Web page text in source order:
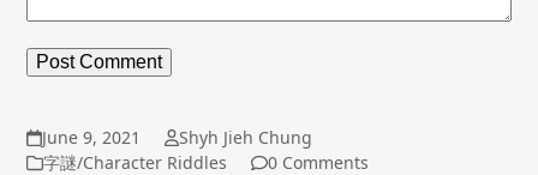
June 9, 2021
Shyh Jieh Chung
字謎/Character Riddles
0 Comments